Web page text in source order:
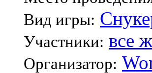
Вид игры:
Участники: все
Организатор: